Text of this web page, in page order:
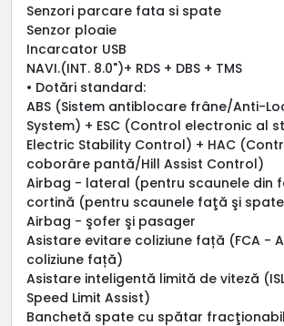
Senzori parcare fata si spate
Senzor ploaie
Incarcator USB
NAVI.(INT. 8.0")+ RDS + DBS + TMS
• Dotări standard:
ABS (Sistem antiblocare frâne/Anti-
System) + ESC (Control electronic al
Electric Stability Control) + HAC
coborâre pantă/Hill Assist Control)
Airbag - lateral (pentru scaunele din
cortină (pentru scaunele faţă şi
Airbag - şofer şi pasager
Asistare evitare coliziune față (FCA -
coliziune față)
Asistare inteligentă limită de viteză
Speed Limit Assist)
Banchetă spate cu spătar